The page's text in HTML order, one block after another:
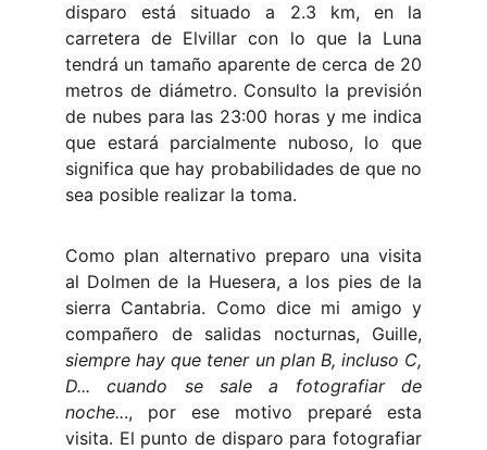
disparo está situado a 2.3 km, en la
carretera de Elvillar con lo que la Luna
tendrá un tamaño aparente de cerca de 20
metros de diámetro. Consulto la previsión
de nubes para las 23:00 horas y me indica
que estará parcialmente nuboso, lo que
significa que hay probabilidades de que no
sea posible realizar la toma.
Como plan alternativo preparo una visita
al Dolmen de la Huesera, a los pies de la
sierra Cantabria. Como dice mi amigo y
compañero de salidas nocturnas, Guille,
siempre hay que tener un plan B, incluso C,
D... cuando se sale a fotografiar de
noche..., por ese motivo preparé esta
visita. El punto de disparo para fotografiar